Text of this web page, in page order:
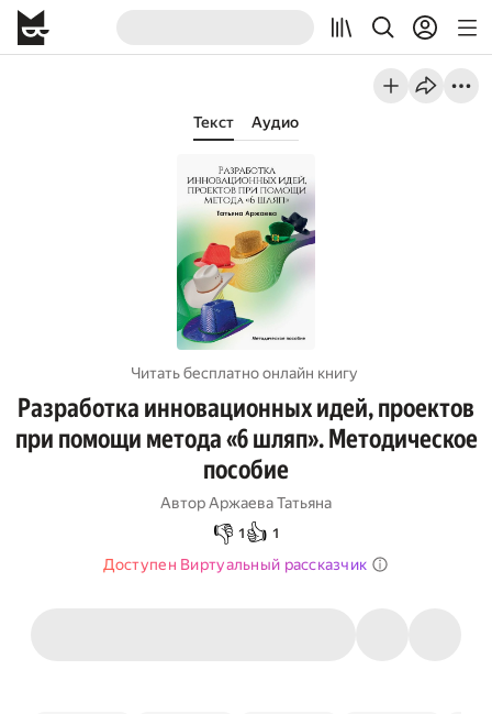
Текст Аудио
Читать бесплатно онлайн книгу
Разработка инновационных идей, проектов
при помощи метода «6 шляп». Методическое
пособие
АвторАржаева Татьяна
👎 1 👍 1
Доступен Виртуальный рассказчик